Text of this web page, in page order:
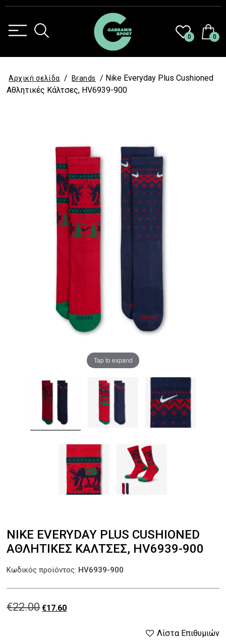
0 0
Αρχική σελίδα / Brands
/ Nike Everyday Plus Cushioned
Αθλητικές Κάλτσες, HV6939-900
Tap to expand
NIKE EVERYDAY PLUS CUSHIONED
ΑΘΛΗΤΙΚΈΣ ΚΆΛΤΣΕΣ, HV6939-900
€22.00Original
€17.60Η
Λίστα Επιθυμιών
Κωδικός προϊόντος: HV6939-900